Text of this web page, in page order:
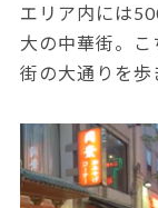
エリア内には
大の中華街。
街の大通りを歩